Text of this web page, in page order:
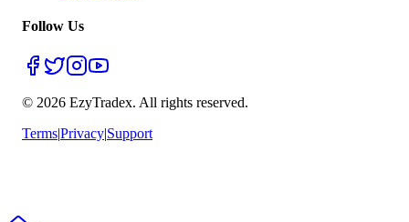
Follow Us
© 2026 EzyTradex. All rights reserved.
Terms|Privacy|Support